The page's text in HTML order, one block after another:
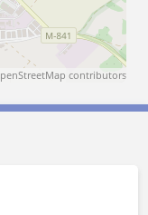
contributors